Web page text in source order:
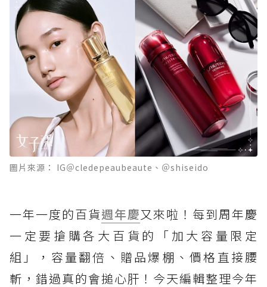
圖片來源： IG＠cledepeaubeaute、＠shiseido
一年一度的百貨週年慶又來啦！每到周年慶
一定要搶購各大百貨的「加大容量限定
組」，容量翻倍、贈品爆棚、價格直接腰
斬，錯過真的會搥心肝！今天編輯整理今年